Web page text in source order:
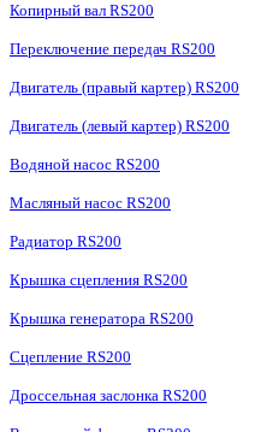
Копирный вал RS200
Переключение передач RS200
Двигатель (правый картер) RS200
Двигатель (левый картер) RS200
Водяной насос RS200
Масляный насос RS200
Радиатор RS200
Крышка сцепления RS200
Крышка генератора RS200
Сцепление RS200
Дроссельная заслонка RS200